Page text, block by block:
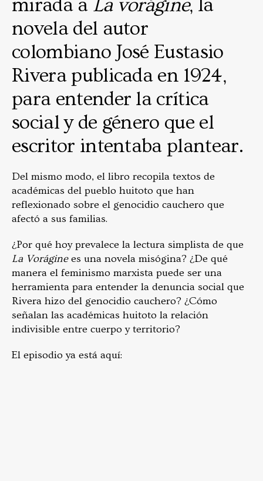
mirada a La vorágine, la
novela del autor
colombiano José Eustasio
Rivera publicada en 1924,
para entender la crítica
social y de género que el
escritor intentaba plantear.
Del mismo modo, el libro recopila textos de
académicas del pueblo huitoto que han
reflexionado sobre el genocidio cauchero que
afectó a sus familias.
¿Por qué hoy prevalece la lectura simplista de que
La Voráginees una novela misógina? ¿De qué
manera el feminismo marxista puede ser una
herramienta para entender la denuncia social que
Rivera hizo del genocidio cauchero? ¿Cómo
señalan las académicas huitoto la relación
indivisible entre cuerpo y territorio?
El episodio ya está aquí: